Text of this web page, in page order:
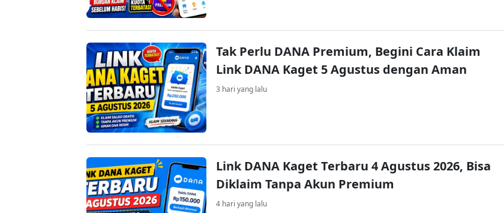
Tak Perlu DANA Premium, Begini Cara Klaim
Link DANA Kaget 5 Agustus dengan Aman
3 hari yang lalu
Link DANA Kaget Terbaru 4 Agustus 2026, Bisa
Diklaim Tanpa Akun Premium
4 hari yang lalu